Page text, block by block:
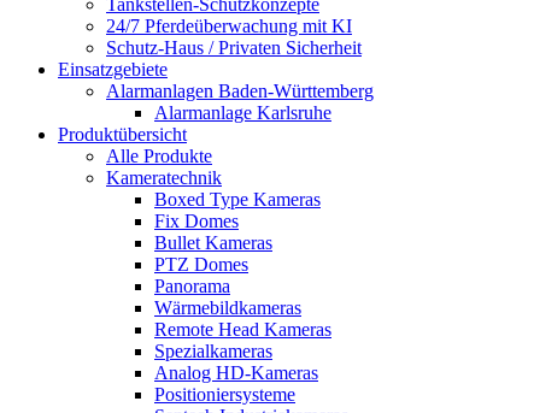
Tankstellen-Schutzkonzepte​
24/7 Pferdeüberwachung mit KI
Schutz-Haus / Privaten Sicherheit
Einsatzgebiete
Alarmanlagen Baden-Württemberg
Alarmanlage Karlsruhe
Produktübersicht
Alle Produkte
Kameratechnik
Boxed Type Kameras
Fix Domes
Bullet Kameras
PTZ Domes
Panorama
Wärmebildkameras
Remote Head Kameras
Spezialkameras
Analog HD-Kameras
Positioniersysteme